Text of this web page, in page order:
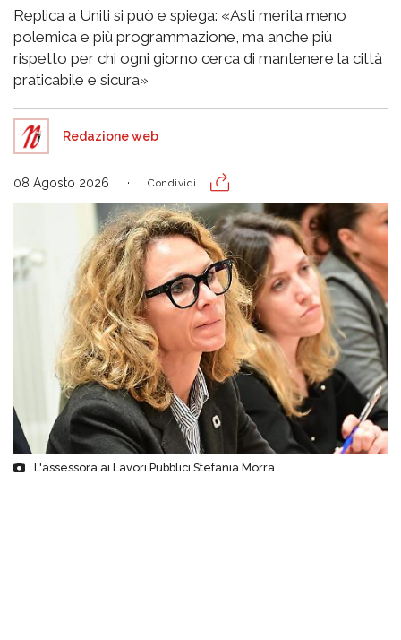
Replica a Uniti si può e spiega: «Asti merita meno
polemica e più programmazione, ma anche più
rispetto per chi ogni giorno cerca di mantenere la città
praticabile e sicura»
Redazione web
08 Agosto 2026 Condividi
L'assessora ai Lavori Pubblici Stefania Morra